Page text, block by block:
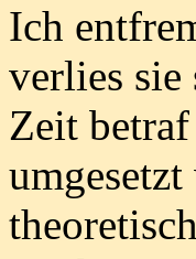
Ich
verlies
Zeit